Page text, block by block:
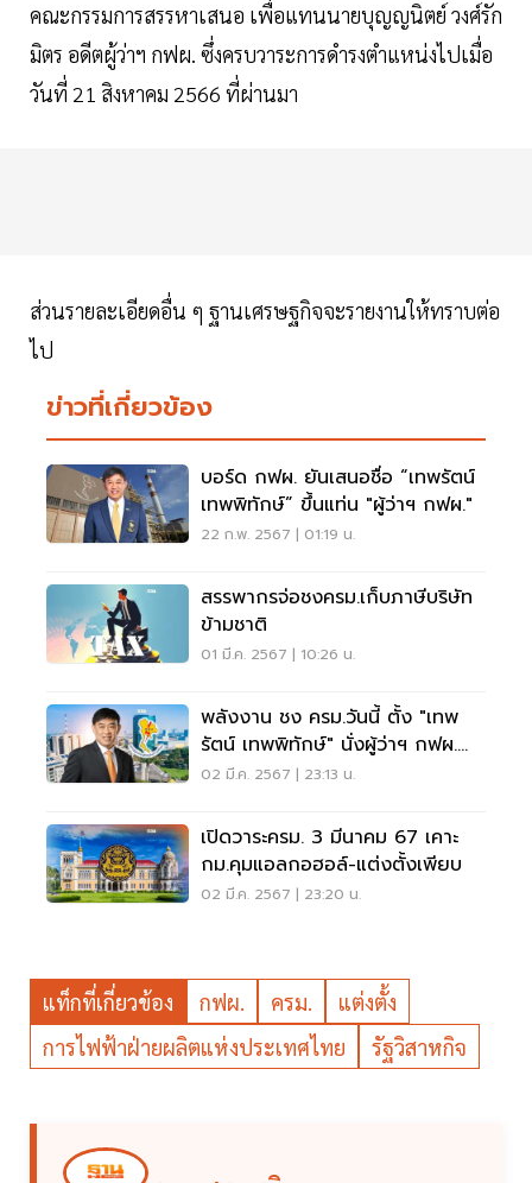
คณะกรรมการสรรหาเสนอ เพื่อแทนนายบุญญนิตย์ วงศ์รัก
มิตร อดีตผู้ว่าฯ กฟผ. ซึ่งครบวาระการดำรงตำแหน่งไปเมื่อ
วันที่ 21 สิงหาคม 2566 ที่ผ่านมา
ส่วนรายละเอียดอื่น ๆ ฐานเศรษฐกิจจะรายงานให้ทราบต่อ
ไป
ข่าวที่เกี่ยวข้อง
บอร์ด กฟผ. ยันเสนอชื่อ “เทพรัตน์
เทพพิทักษ์” ขึ้นแท่น "ผู้ว่าฯ กฟผ."
22 ก.พ. 2567 | 01:19 น.
สรรพากรจ่อชงครม.เก็บภาษีบริษัท
ข้ามชาติ
01 มี.ค. 2567 | 10:26 น.
พลังงาน ชง ครม.วันนี้ ตั้ง "เทพ
รัตน์ เทพพิทักษ์" นั่งผู้ว่าฯ กฟผ.
คนใหม่
02 มี.ค. 2567 | 23:13 น.
เปิดวาระครม. 3 มีนาคม 67 เคาะ
กม.คุมแอลกอฮอล์-แต่งตั้งเพียบ
02 มี.ค. 2567 | 23:20 น.
แท็กที่เกี่ยวข้อง กฟผ. ครม.
แต่งตั้ง
การไฟฟ้าฝ่ายผลิตแห่งประเทศไทย
รัฐวิสาหกิจ